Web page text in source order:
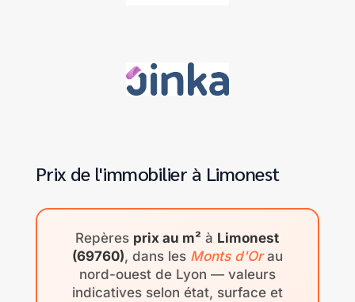
Prix de l'immobilier à Limonest
Repères prix au m² à Limonest
(69760), dans les Monts d'Orau
nord-ouest de Lyon — valeurs
indicatives selon état, surface et